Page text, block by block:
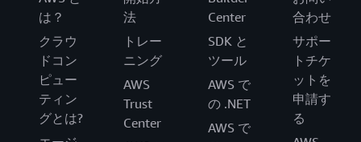
は？
クラウ
ドコン
ピュー
ティン
グとは?
法
トレー
ニング
AWS
Trust
Center
Center
SDK と
ツール
AWS で
の .NET
AWS で
合わせ
サポー
トチケ
ットを
申請す
る